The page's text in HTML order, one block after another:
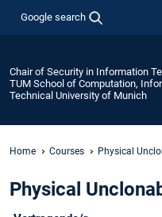
Google search
Chair of Security in Information
TUM School of Computation,
Technical University of Munich
Home Courses Physical
Physical